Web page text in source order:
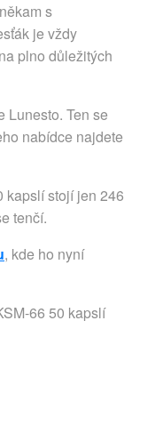
s
je vždy
plno důležitých
Lunesto. Ten se
nabídce najdete
kapslí stojí jen 246
tenčí.
, kde ho nyní
66 50 kapslí